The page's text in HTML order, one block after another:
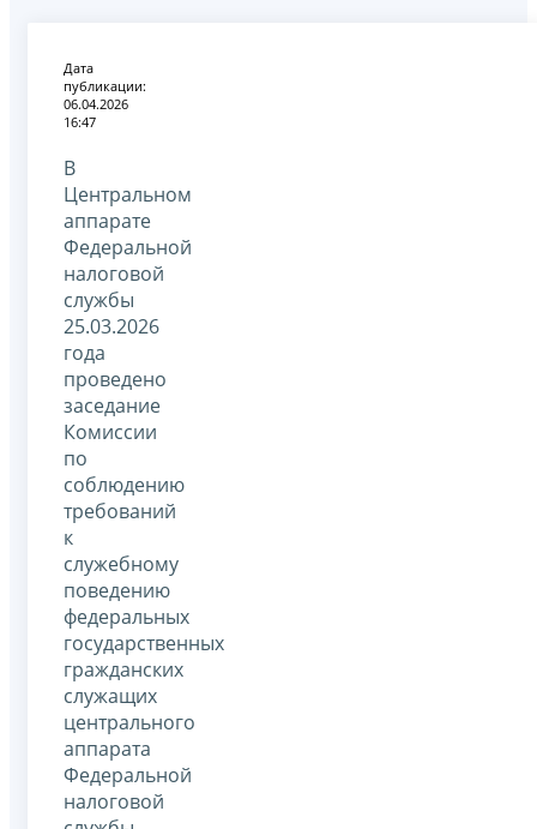
Дата
публикации:
06.04.2026
16:47
В
Центральном
аппарате
Федеральной
налоговой
службы
25.03.2026
года
проведено
заседание
Комиссии
по
соблюдению
требований
к
служебному
поведению
федеральных
государственных
гражданских
служащих
центрального
аппарата
Федеральной
налоговой